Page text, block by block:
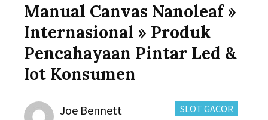
Manual Canvas Nanoleaf »
Internasional » Produk
Pencahayaan Pintar Led &
Iot Konsumen
CATEGORIES:
SLOT GACOR
Author
Joe Bennett